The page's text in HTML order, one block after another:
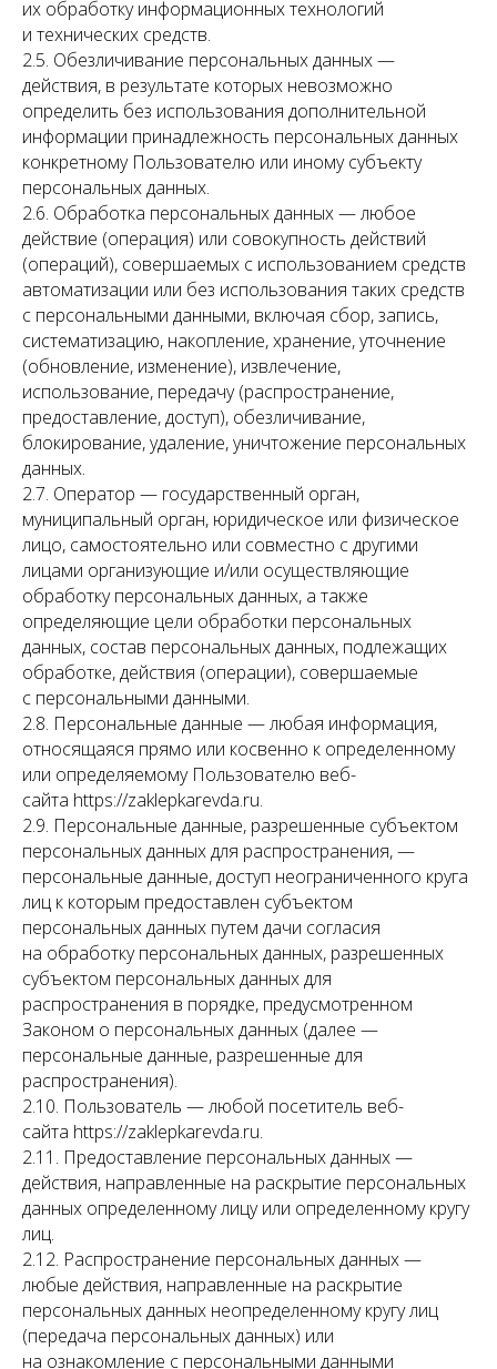
их обработку информационных технологий
и технических средств.
2.5. Обезличивание персональных данных —
действия, в результате которых невозможно
определить без использования дополнительной
информации принадлежность персональных данных
конкретному Пользователю или иному субъекту
персональных данных.
2.6. Обработка персональных данных — любое
действие (операция) или совокупность действий
(операций), совершаемых с использованием средств
автоматизации или без использования таких средств
с персональными данными, включая сбор, запись,
систематизацию, накопление, хранение, уточнение
(обновление, изменение), извлечение,
использование, передачу (распространение,
предоставление, доступ), обезличивание,
блокирование, удаление, уничтожение персональных
данных.
2.7. Оператор — государственный орган,
муниципальный орган, юридическое или физическое
лицо, самостоятельно или совместно с другими
лицами организующие и/или осуществляющие
обработку персональных данных, а также
определяющие цели обработки персональных
данных, состав персональных данных, подлежащих
обработке, действия (операции), совершаемые
с персональными данными.
2.8. Персональные данные — любая информация,
относящаяся прямо или косвенно к определенному
или определяемому Пользователю веб-
сайта https://zaklepkarevda.ru.
2.9. Персональные данные, разрешенные субъектом
персональных данных для распространения, —
персональные данные, доступ неограниченного круга
лиц к которым предоставлен субъектом
персональных данных путем дачи согласия
на обработку персональных данных, разрешенных
субъектом персональных данных для
распространения в порядке, предусмотренном
Законом о персональных данных (далее —
персональные данные, разрешенные для
распространения).
2.10. Пользователь — любой посетитель веб-
сайта https://zaklepkarevda.ru.
2.11. Предоставление персональных данных —
действия, направленные на раскрытие персональных
данных определенному лицу или определенному кругу
лиц.
2.12. Распространение персональных данных —
любые действия, направленные на раскрытие
персональных данных неопределенному кругу лиц
(передача персональных данных) или
на ознакомление с персональными данными